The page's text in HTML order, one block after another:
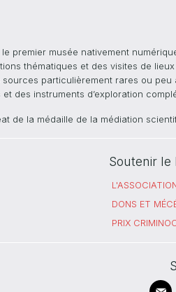
premier musée nativement
thématiques et des visites de
sources particulièrement rares ou
des instruments d’exploration
de la médaille de la médiation
Soutenir le
DONS ET
PRIX